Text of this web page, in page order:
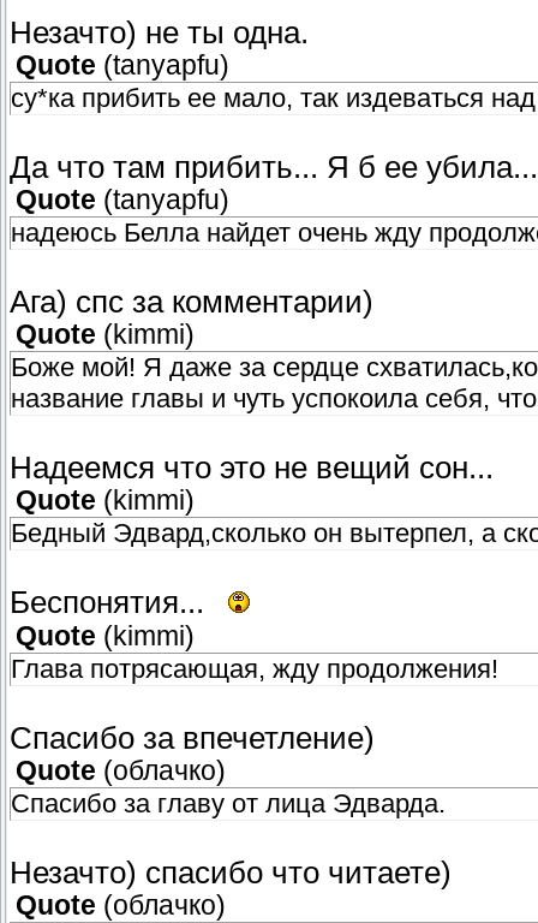
Незачто) не ты одна.
Quote (tanyapfu)
су*ка прибить ее мало, так издеваться
Да что там прибить... Я б ее убила...
Quote (tanyapfu)
надеюсь Белла найдет очень жду
Ага) спс за комментарии)
Quote (kimmi)
Боже мой! Я даже за сердце
название главы и чуть успокоила себя,
Надеемся что это не вещий сон...
Quote (kimmi)
Бедный Эдвард,сколько он вытерпел, а
Беспонятия...
Quote (kimmi)
Глава потрясающая, жду продолжения!
Спасибо за впечетление)
Quote (облачко)
Спасибо за главу от лица Эдварда.
Незачто) спасибо что читаете)
Quote (облачко)